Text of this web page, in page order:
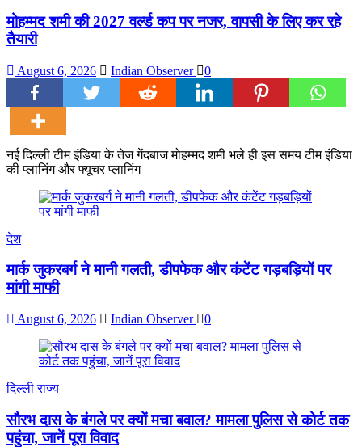
मोहम्मद शमी की 2027 वर्ल्ड कप पर नजर, वापसी के लिए कर रहे
तैयारी
August 6, 2026 Indian Observer 0
नई दिल्ली टीम इंड‍िया के तेज गेंदबाज मोहम्मद शमी भले ही इस समय टीम इंडिया
की प्लान‍िंग और फ्यूचर प्लान‍िंग
देश
मार्क जुकरबर्ग ने मानी गलती, डीपफेक और कंटेंट गड़बड़ियों पर
मांगी माफी
August 6, 2026 Indian Observer 0
दिल्ली राज्य
सौरभ दास के बंगले पर क्यों मचा बवाल? मामला पुलिस से कोर्ट तक
पहुंचा, जानें पूरा विवाद